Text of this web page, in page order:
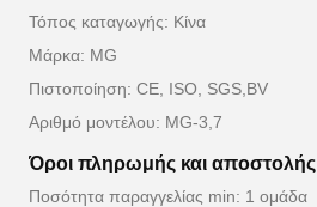
Τόπος καταγωγής: Κίνα
Μάρκα: MG
Πιστοποίηση: CE, ISO, SGS,BV
Αριθμό μοντέλου: MG-3,7
Όροι πληρωμής και αποστολής
Ποσότητα παραγγελίας min: 1 ομάδα